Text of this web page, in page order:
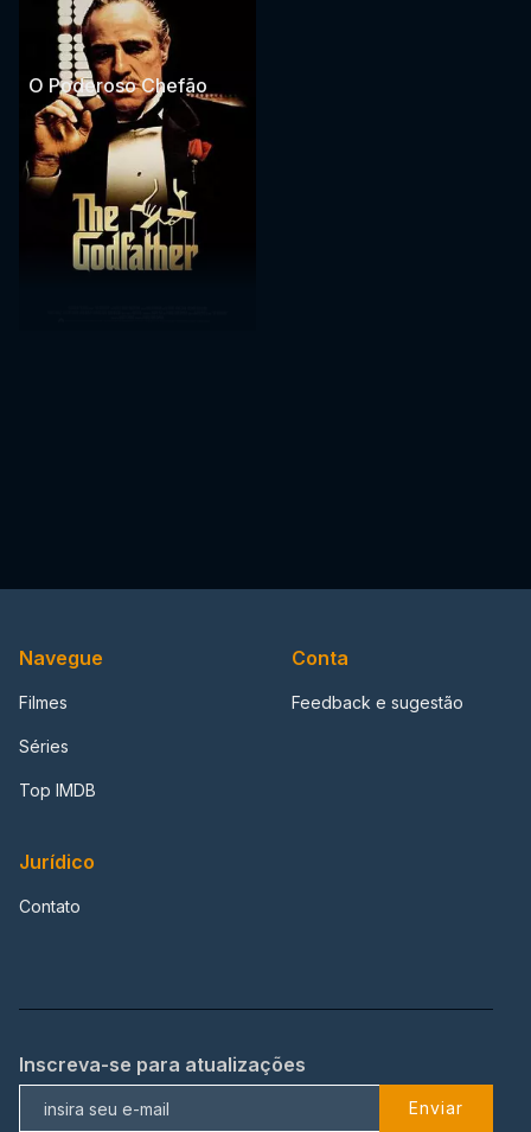
O Poderoso Chefão
Navegue
Filmes
Séries
Top IMDB
Conta
Feedback e sugestão
Jurídico
Contato
Inscreva-se para atualizações
Enviar